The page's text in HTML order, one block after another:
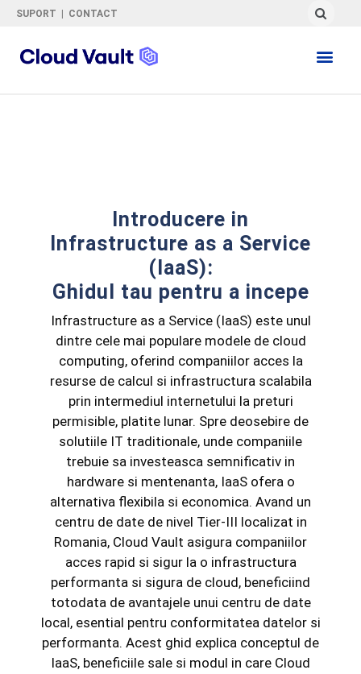
SUPORT | CONTACT
Introducere in
Infrastructure as a Service
(IaaS):
Ghidul tau pentru a incepe
Infrastructure as a Service (IaaS) este unul
dintre cele mai populare modele de cloud
computing, oferind companiilor acces la
resurse de calcul si infrastructura scalabila
prin intermediul internetului la preturi
permisible, platite lunar. Spre deosebire de
solutiile IT traditionale, unde companiile
trebuie sa investeasca semnificativ in
hardware si mentenanta, IaaS ofera o
alternativa flexibila si economica. Avand un
centru de date de nivel Tier-III localizat in
Romania, Cloud Vault asigura companiilor
acces rapid si sigur la o infrastructura
performanta si sigura de cloud, beneficiind
totodata de avantajele unui centru de date
local, esential pentru conformitatea datelor si
performanta. Acest ghid explica conceptul de
IaaS, beneficiile sale si modul in care Cloud